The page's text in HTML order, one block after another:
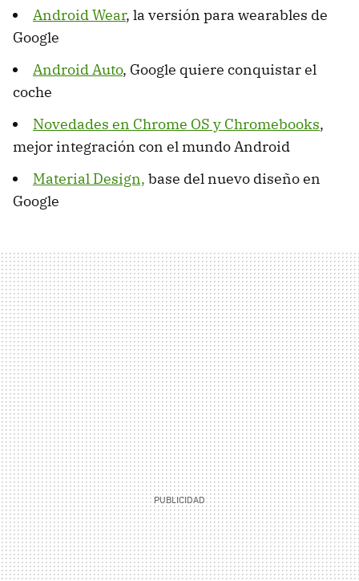
Android Wear, la versión para wearables de
Google
Android Auto, Google quiere conquistar el
coche
Novedades en Chrome OS y Chromebooks,
mejor integración con el mundo Android
Material Design, base del nuevo diseño en
Google